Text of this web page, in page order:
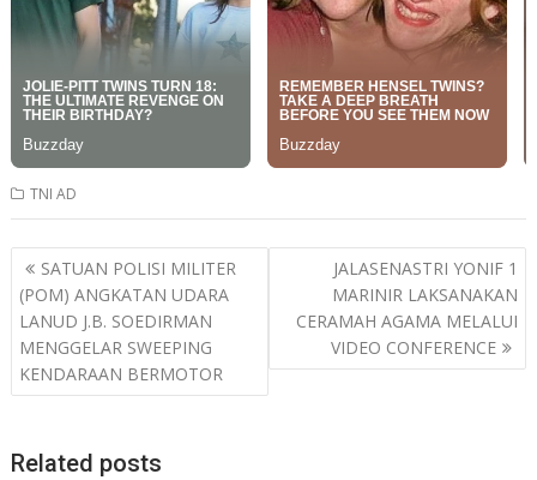
TNI AD
Post
navigation
SATUAN POLISI MILITER
(POM) ANGKATAN UDARA
LANUD J.B. SOEDIRMAN
MENGGELAR SWEEPING
KENDARAAN BERMOTOR
JALASENASTRI YONIF 1
MARINIR LAKSANAKAN
CERAMAH AGAMA MELALUI
VIDEO CONFERENCE
Related posts